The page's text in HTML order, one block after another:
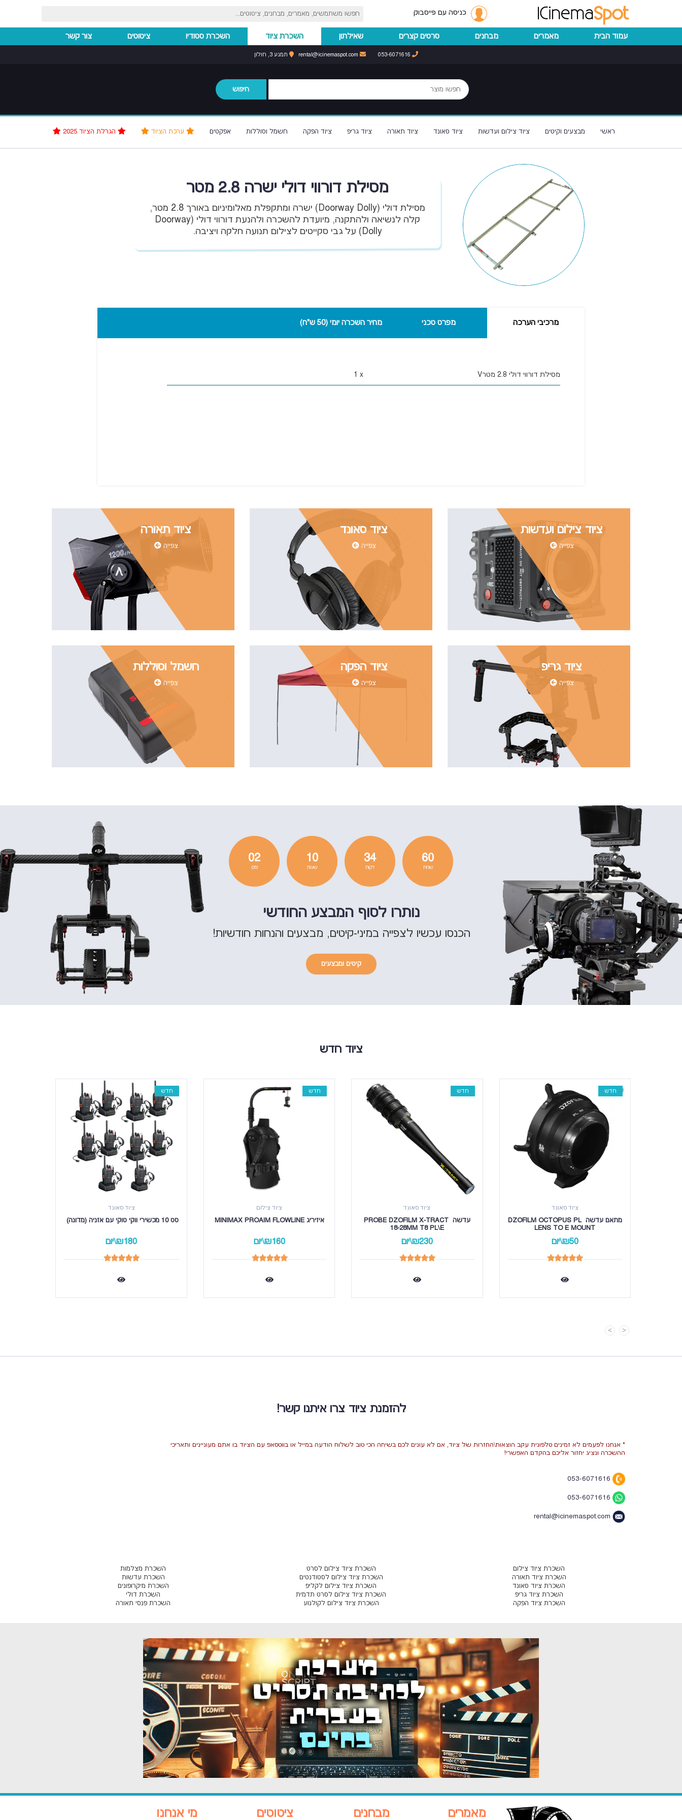
כניסה עם פייסבוק
עמוד הבית מאמרים מבחנים סרטים קצרים שאילתון השכרת ציוד השכרת סטודיו ציטוטים צור קשר
תמנע 3, חולון
חיפוש
ראשי מבצעים וקיטים ציוד צילום ועדשות ציוד סאונד ציוד תאורה ציוד גריפ ציוד הפקה חשמל וסוללות אפקטים
מסילת דורווי דולי ישרה 2.8 מטר
מסילת דולי (Doorway Dolly) ישרה ומתקפלת מאלומיניום באורך 2.8 מטר,
קלה לנשיאה ולהתקנה, מיועדת להשכרה ולהנעת דורווי דולי (Doorway
Dolly) על גבי סקייטים לצילום תנועה חלקה ויציבה.
מרכיבי הערכה מפרט טכני מחיר השכרה יומי (50 ש"ח)
מסילת דורווי דולי 2.8 מטרV x
1
ציוד צילום ועדשות
צפייה
ציוד סאונד
צפייה
ציוד תאורה
צפייה
ציוד גריפ
צפייה
ציוד הפקה
צפייה
חשמל וסוללות
צפייה
02
ימים
10
שעות
34
דקות
60
שניות
נותרו לסוף המבצע החודשי
הכנסו עכשיו לצפייה במיני-קיטים, מבצעים והנחות חודשיות!
קיטים ומבצעים
ציוד חדש
חדש
ציוד סאונד
מתאם עדשה DZOFILM OCTOPUS PL
LENS TO E MOUNT
₪50\יום
חדש
ציוד סאונד
עדשה PROBE DZOFILM X-TRACT
18-28MM T8 PL\E
₪230\יום
חדש
ציוד צילום
איזיריג MINIMAX PROAIM FLOWLINE
₪160\יום
חדש
ציוד סאונד
סט 10 מכשירי ווקי טוקי עם אזניה (מדונה)
₪180\יום
להזמנת ציוד צרו איתנו קשר!
* אנחנו לפעמים לא זמינים טלפונית עקב הוצאות\החזרות של ציוד, אם לא עונים לכם בשיחה הכי טוב לשלוח הודעה במייל או בווטסאפ עם הציוד בו אתם מעוניינים ותאריכי
ההשכרה ונציג יחזור אליכם בהקדם האפשרי!
053-6071616
053-6071616
rental@icinemaspot.com
השכרת ציוד צילום
השכרת ציוד תאורה
השכרת ציוד סאונד
השכרת ציוד גריפ
השכרת ציוד הפקה
השכרת ציוד צילום לסרט
השכרת ציוד צילום לסטודנטים
השכרת ציוד צילום לקליפ
השכרת ציוד צילום לסרט תדמית
השכרת ציוד צילום לקולנוע
השכרת מצלמות
השכרת עדשות
השכרת מיקרופונים
השכרת דולי
השכרת פנסי תאורה
מאמרים מבחנים ציטוטים מי אנחנו